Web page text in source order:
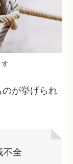
が挙げられ
不全